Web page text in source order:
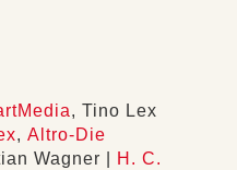
, Tino Lex
, Altro-Die
Wagner |
H. C.